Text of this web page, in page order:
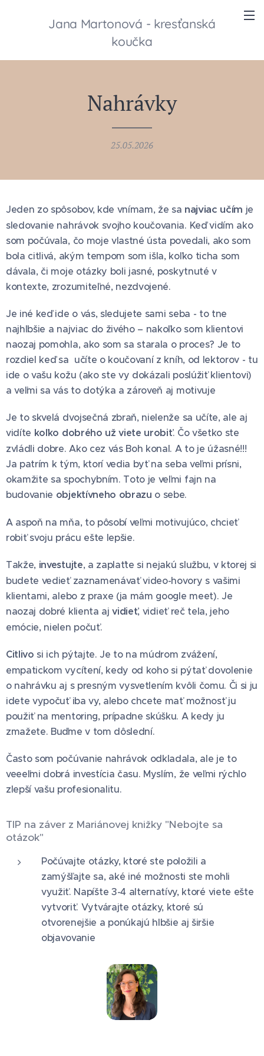
Jana Martonová - kresťanská
koučka
Nahrávky
25.05.2026
Jeden zo spôsobov, kde vnímam, že sa najviac učím je
sledovanie nahrávok svojho koučovania. Keď vidím ako
som počúvala, čo moje vlastné ústa povedali, ako som
bola citlivá, akým tempom som išla, koľko ticha som
dávala, či moje otázky boli jasné, poskytnuté v
kontexte, zrozumiteľné, nezdvojené.
Je iné keď ide o vás, sledujete sami seba - to tne
najhlbšie a najviac do živého – nakoľko som klientovi
naozaj pomohla, ako som sa starala o proces? Je to
rozdiel keď sa učíte o koučovaní z kníh, od lektorov - tu
ide o vašu kožu (ako ste vy dokázali poslúžiť klientovi)
a veľmi sa vás to dotýka a zároveň aj motivuje 😊
Je to skvelá dvojsečná zbraň, nielenže sa učíte, ale aj
vidíte koľko dobrého už viete urobiť. Čo všetko ste
zvládli dobre. Ako cez vás Boh konal. A to je úžasné!!!
Ja patrím k tým, ktorí vedia byť na seba veľmi prísni,
okamžite sa spochybním. Toto je veľmi fajn na
budovanie objektívneho obrazu o sebe.
A aspoň na mňa, to pôsobí veľmi motivujúco, chcieť
robiť svoju prácu ešte lepšie.
Takže, investujte, a zaplaťte si nejakú službu, v ktorej si
budete vedieť zaznamenávať video-hovory s vašimi
klientami, alebo z praxe (ja mám google meet). Je
naozaj dobré klienta ajvidieť, vidieť reč tela, jeho
emócie, nielen počuť.
Citlivo si ich pýtajte. Je to na múdrom zvážení,
empatickom vycítení, kedy od koho si pýtať dovolenie
o nahrávku aj s presným vysvetlením kvôli čomu. Či si ju
idete vypočuť iba vy, alebo chcete mať možnosť ju
použiť na mentoring, prípadne skúšku. A kedy ju
zmažete. Buďme v tom dôslední.
Často som počúvanie nahrávok odkladala, ale je to
veeeľmi dobrá investícia času. Myslím, že veľmi rýchlo
zlepší vašu profesionalitu.
TIP na záver z Mariánovej knižky "Nebojte sa
otázok"
Počúvajte otázky, ktoré ste položili a
zamýšľajte sa, aké iné možnosti ste mohli
využiť. Napíšte 3-4 alternatívy, ktoré viete ešte
vytvoriť. Vytvárajte otázky, ktoré sú
otvorenejšie a ponúkajú hlbšie aj širšie
objavovanie